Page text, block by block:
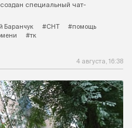
специальный чат-
Баранчук #СНТ
#помощь
#тк
4 августа, 16:38